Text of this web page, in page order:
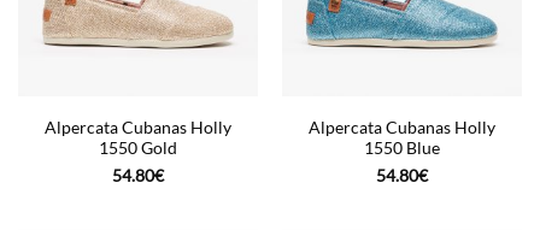
Alpercata Cubanas Holly
1550 Gold
54.80€
Alpercata Cubanas Holly
1550 Blue
54.80€